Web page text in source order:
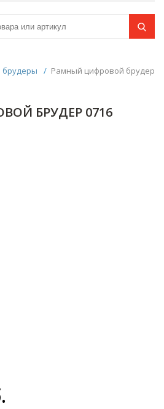
брудеры / Рамный цифровой брудер
БРУДЕР 0716